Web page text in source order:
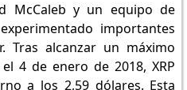
McCaleb y un equipo de
importantes
Tras alcanzar un máximo
4 de enero de 2018, XRP
a los 2,59 dólares. Esta